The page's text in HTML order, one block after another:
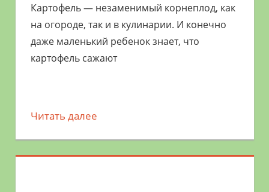
Картофель — незаменимый корнеплод, как
на огороде, так и в кулинарии. И конечно
даже маленький ребенок знает, что
картофель сажают
Читать далее